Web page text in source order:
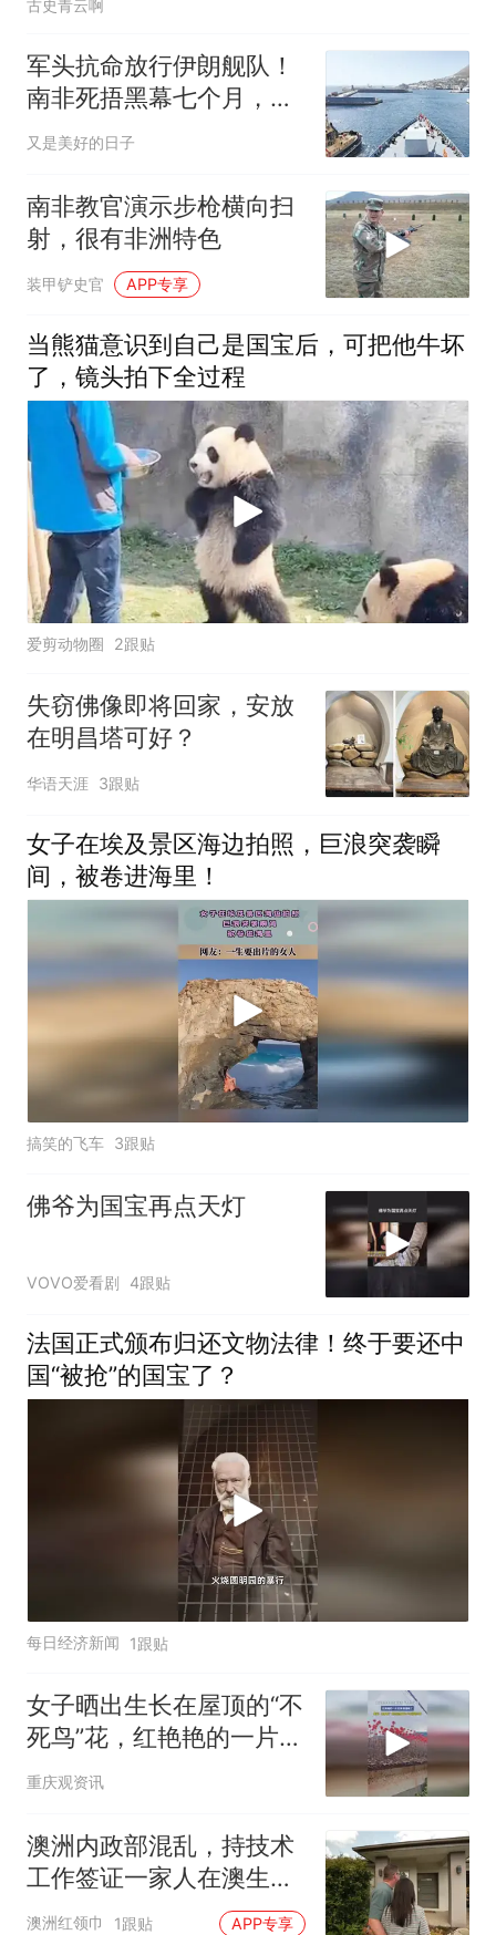
古史青云啊
军头抗命放行伊朗舰队！
南非死捂黑幕七个月，美
国制裁为何砸空？
又是美好的日子
南非教官演示步枪横向扫
射，很有非洲特色
装甲铲史官 APP专享
当熊猫意识到自己是国宝后，可把他牛坏
了，镜头拍下全过程
爱剪动物圈 2跟贴
失窃佛像即将回家，安放
在明昌塔可好？
华语天涯 3跟贴
女子在埃及景区海边拍照，巨浪突袭瞬
间，被卷进海里！
搞笑的飞车 3跟贴
佛爷为国宝再点天灯
VOVO爱看剧 4跟贴
法国正式颁布归还文物法律！终于要还中
国“被抢”的国宝了？
每日经济新闻 1跟贴
女子晒出生长在屋顶的“不
死鸟”花，红艳艳的一片花
海浪漫极了，网友：太神
这么茂
重庆观资讯
澳洲内政部混乱，持技术
工作签证一家人在澳生活
12年后被迫离开！
澳洲红领巾 1跟贴 APP专享